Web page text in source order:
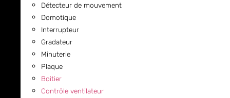
Détecteur de mouvement
Domotique
Interrupteur
Gradateur
Minuterie
Plaque
Boitier
Contrôle ventilateur